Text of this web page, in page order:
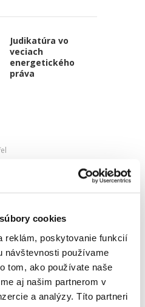
cookies
reklám, poskytovanie funkcií
návštevnosti používame
tom, ako používate naše
aj našim partnerom v
a analýzy. Títo partneri
Judikatúra vo
veciach
energetického
práva
ďalšiu prácu s
práva. Právna úprava
Judikatúra vo
veciach